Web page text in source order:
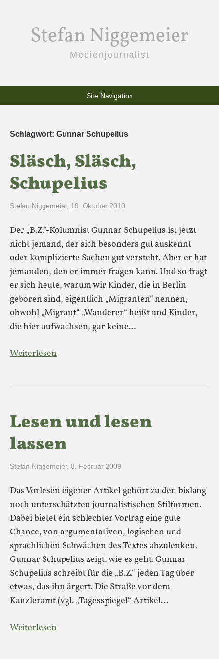
Stefan Niggemeier
Medienjournalist
Site Navigation
Schlagwort: Gunnar Schupelius
Släsch, Släsch,
Schupelius
Stefan Niggemeier, 19. Oktober 2010
Der „B.Z.“-Kolumnist Gunnar Schupelius ist jetzt
nicht jemand, der sich besonders gut auskennt
oder komplizierte Sachen gut versteht. Aber er hat
jemanden, den er immer fragen kann. Und so fragt
er sich heute, warum wir Kinder, die in Berlin
geboren sind, eigentlich „Migranten“ nennen,
obwohl „Migrant“ „Wanderer“ heißt und Kinder,
die hier aufwachsen, gar keine…
Weiterlesen
Lesen und lesen
lassen
Stefan Niggemeier, 8. Februar 2009
Das Vorlesen eigener Artikel gehört zu den bislang
noch unterschätzten journalistischen Stilformen.
Dabei bietet ein schlechter Vortrag eine gute
Chance, von argumentativen, logischen und
sprachlichen Schwächen des Textes abzulenken.
Gunnar Schupelius zeigt, wie es geht. Gunnar
Schupelius schreibt für die „B.Z.“ jeden Tag über
etwas, das ihn ärgert. Die Straße vor dem
Kanzleramt (vgl. „Tagesspiegel“-Artikel…
Weiterlesen